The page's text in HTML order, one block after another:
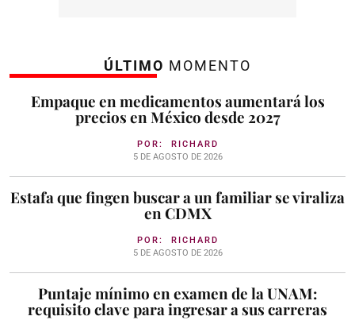
ÚLTIMO MOMENTO
Empaque en medicamentos aumentará los
precios en México desde 2027
POR: RICHARD
5 DE AGOSTO DE 2026
Estafa que fingen buscar a un familiar se viraliza
en CDMX
POR: RICHARD
5 DE AGOSTO DE 2026
Puntaje mínimo en examen de la UNAM:
requisito clave para ingresar a sus carreras